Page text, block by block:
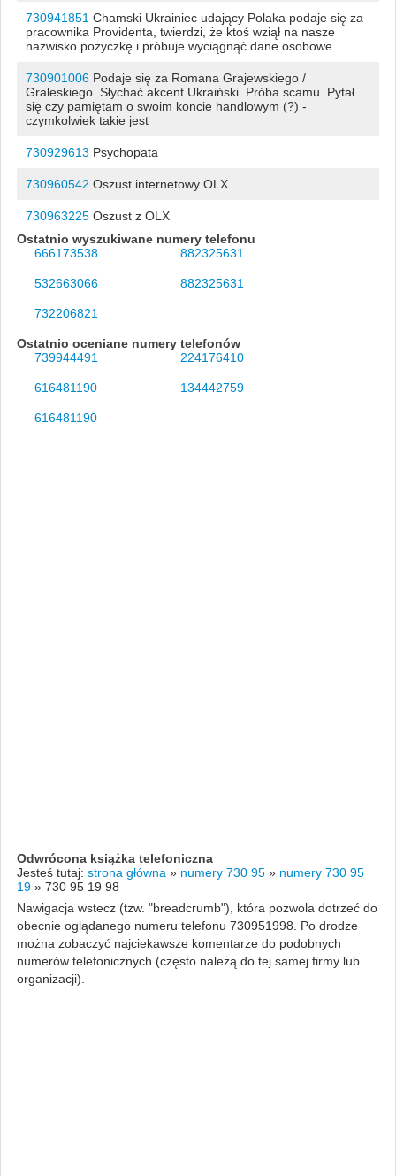
730941851 Chamski Ukrainiec udający Polaka podaje się za
pracownika Providenta, twierdzi, że ktoś wziął na nasze
nazwisko pożyczkę i próbuje wyciągnąć dane osobowe.
730901006Podaje się za Romana Grajewskiego /
Graleskiego. Słychać akcent Ukraiński. Próba scamu. Pytał
się czy pamiętam o swoim koncie handlowym (?) -
czymkolwiek takie jest
730929613 Psychopata
730960542 Oszust internetowy OLX
730963225Oszust z OLX
Ostatnio wyszukiwane numery telefonu
666173538
882325631
532663066 882325631
732206821
Ostatnio oceniane numery telefonów
739944491
224176410
616481190 134442759
616481190
Odwrócona książka telefoniczna
Jesteś tutaj: strona główna » numery 730 95 » numery 730 95
19 » 730 95 19 98
Nawigacja wstecz (tzw. "breadcrumb"), która pozwola dotrzeć do
obecnie oglądanego numeru telefonu 730951998. Po drodze
można zobaczyć najciekawsze komentarze do podobnych
numerów telefonicznych (często należą do tej samej firmy lub
organizacji).